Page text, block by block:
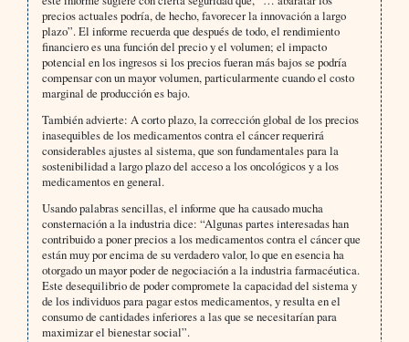
precios actuales podría, de hecho, favorecer la innovación a largo
plazo”. El informe recuerda que después de todo, el rendimiento
financiero es una función del precio y el volumen; el impacto
potencial en los ingresos si los precios fueran más bajos se podría
compensar con un mayor volumen, particularmente cuando el costo
marginal de producción es bajo.
También advierte: A corto plazo, la corrección global de los precios
inasequibles de los medicamentos contra el cáncer requerirá
considerables ajustes al sistema, que son fundamentales para la
sostenibilidad a largo plazo del acceso a los oncológicos y a los
medicamentos en general.
Usando palabras sencillas, el informe que ha causado mucha
consternación a la industria dice: “Algunas partes interesadas han
contribuido a poner precios a los medicamentos contra el cáncer que
están muy por encima de su verdadero valor, lo que en esencia ha
otorgado un mayor poder de negociación a la industria farmacéutica.
Este desequilibrio de poder compromete la capacidad del sistema y
de los individuos para pagar estos medicamentos, y resulta en el
consumo de cantidades inferiores a las que se necesitarían para
maximizar el bienestar social”.